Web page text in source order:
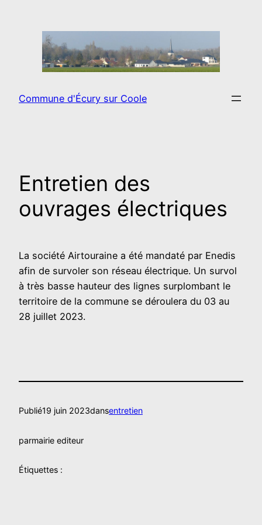
Commune d'Écury sur Coole
Entretien des
ouvrages électriques
La société Airtouraine a été mandaté par Enedis
afin de survoler son réseau électrique. Un survol
à très basse hauteur des lignes surplombant le
territoire de la commune se déroulera du 03 au
28 juillet 2023.
Publié19 juin 2023dansentretien
parmairie editeur
Étiquettes :